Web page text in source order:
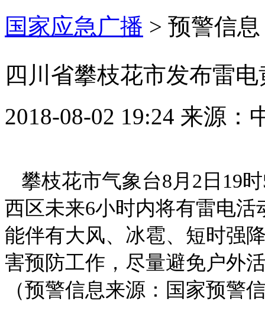
国家应急广播 > 预警信息
四川省攀枝花市发布雷
2018-08-02 19:24 来源：
攀枝花市气象台8月2日19
西区未来6小时内将有雷电
能伴有大风、冰雹、短时强
害预防工作，尽量避免户外
（预警信息来源：国家预警